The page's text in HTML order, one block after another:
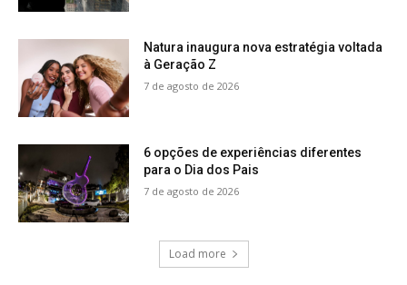
Natura inaugura nova estratégia voltada
à Geração Z
7 de agosto de 2026
6 opções de experiências diferentes
para o Dia dos Pais
7 de agosto de 2026
Load more